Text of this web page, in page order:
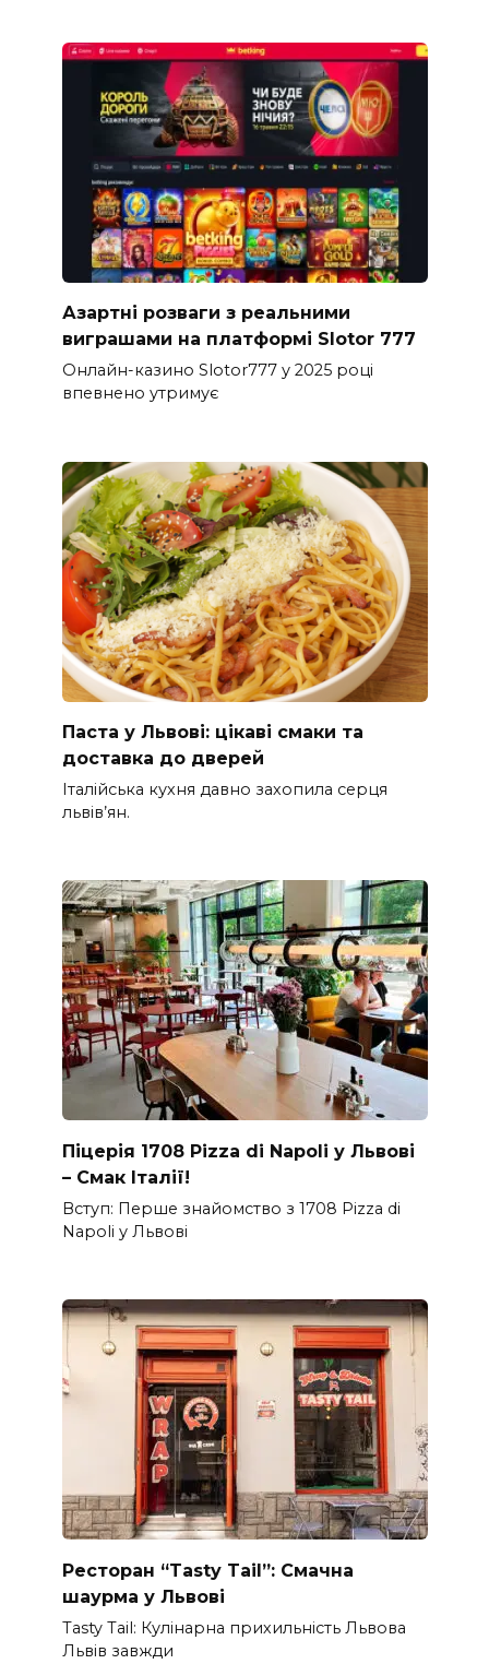
Азартні розваги з реальними
виграшами на платформі Slotor 777
Онлайн-казино Slotor777 у 2025 році
впевнено утримує
Паста у Львові: цікаві смаки та
доставка до дверей
Італійська кухня давно захопила серця
львів’ян.
Піцерія 1708 Pizza di Napoli у Львові
– Смак Італії!
Вступ: Перше знайомство з 1708 Pizza di
Napoli у Львові
Ресторан “Tasty Tail”: Смачна
шаурма у Львові
Tasty Tail: Кулінарна прихильність Львова
Львів завжди